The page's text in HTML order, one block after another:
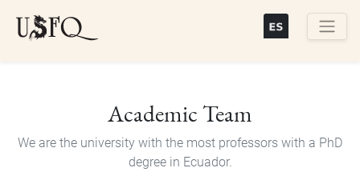
Academic Team
We are the university with the most professors with a PhD
degree in Ecuador.